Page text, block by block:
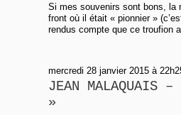
Si mes souvenirs sont bons, la
front où il était « pionnier »
rendus compte que ce troufion
mercredi 28 janvier 2015 à
JEAN MALAQUAIS –
»